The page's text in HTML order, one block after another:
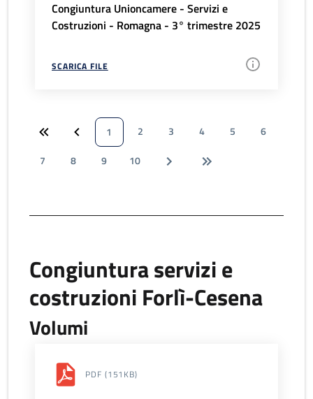
Congiuntura Unioncamere - Servizi e
Costruzioni - Romagna - 3° trimestre 2025
SCARICA FILE
1 2 3 4 5
6
7
8 9 10
Congiuntura servizi e
costruzioni Forlì-Cesena
Volumi
PDF (151KB)